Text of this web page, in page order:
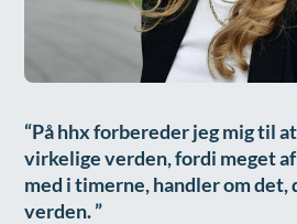
På hhx forbereder jeg mig til
virkelige verden, fordi meget
med i timerne, handler om det,
verden.